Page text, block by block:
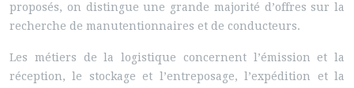
proposés, on distingue une grande majorité d’offres sur la
recherche de manutentionnaires et de conducteurs.
Les métiers de la logistique concernent l’émission et la
réception, le stockage et l’entreposage, l’expédition et la